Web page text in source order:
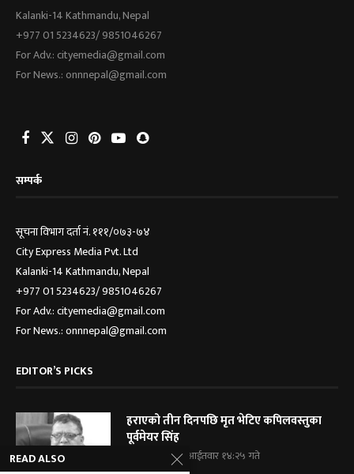
Kalanki-14 Kathmandu, Nepal
+977 01 5234623/ 9851046267
For Adv.: cityemedia@gmail.com
For News.: onnnepal@gmail.com
सम्पर्क
सूचना विभाग दर्ता नं. १११/०७३-७४
City Express Media Pvt. Ltd
Kalanki-14 Kathmandu, Nepal
+977 01 5234623/ 9851046267
For Adv.: cityemedia@gmail.com
For News.: onnnepal@gmail.com
EDITOR’S PICKS
हराएको तीन दिनपछि मृत भेटिए कपिलवस्तुका
पूर्वमेयर सिंह
२०८३ श्रावण २४, आईतवार १४:२५ गते
READ ALSO